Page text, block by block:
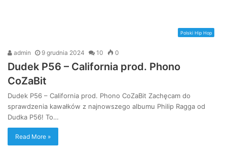
Polski Hip Hop
admin 9 grudnia 2024 10 0
Dudek P56 – California prod. Phono
CoZaBit
Dudek P56 – California prod. Phono CoZaBit Zachęcam do
sprawdzenia kawałków z najnowszego albumu Philip Ragga od
Dudka P56! To…
Read More »